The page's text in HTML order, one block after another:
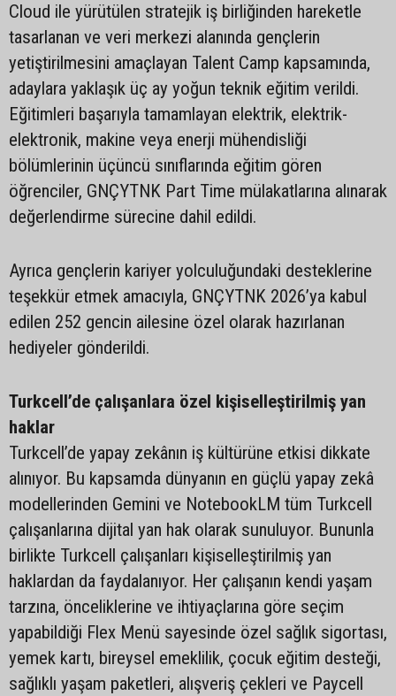
Cloud ile yürütülen stratejik iş birliğinden hareketle
tasarlanan ve veri merkezi alanında gençlerin
yetiştirilmesini amaçlayan Talent Camp kapsamında,
adaylara yaklaşık üç ay yoğun teknik eğitim verildi.
Eğitimleri başarıyla tamamlayan elektrik, elektrik-
elektronik, makine veya enerji mühendisliği
bölümlerinin üçüncü sınıflarında eğitim gören
öğrenciler, GNÇYTNK Part Time mülakatlarına alınarak
değerlendirme sürecine dahil edildi.
Ayrıca gençlerin kariyer yolculuğundaki desteklerine
teşekkür etmek amacıyla, GNÇYTNK 2026’ya kabul
edilen 252 gencin ailesine özel olarak hazırlanan
hediyeler gönderildi.
Turkcell’de çalışanlara özel kişiselleştirilmiş yan
haklar
Turkcell’de yapay zekânın iş kültürüne etkisi dikkate
alınıyor. Bu kapsamda dünyanın en güçlü yapay zekâ
modellerinden Gemini ve NotebookLM tüm Turkcell
çalışanlarına dijital yan hak olarak sunuluyor. Bununla
birlikte Turkcell çalışanları kişiselleştirilmiş yan
haklardan da faydalanıyor. Her çalışanın kendi yaşam
tarzına, önceliklerine ve ihtiyaçlarına göre seçim
yapabildiği Flex Menü sayesinde özel sağlık sigortası,
yemek kartı, bireysel emeklilik, çocuk eğitim desteği,
sağlıklı yaşam paketleri, alışveriş çekleri ve Paycell